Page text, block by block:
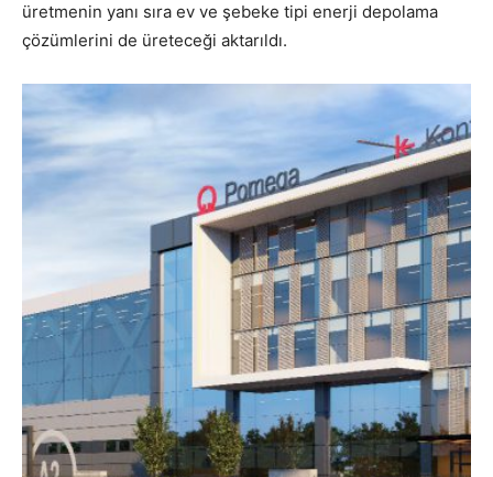
üretmenin yanı sıra ev ve şebeke tipi enerji depolama
çözümlerini de üreteceği aktarıldı.